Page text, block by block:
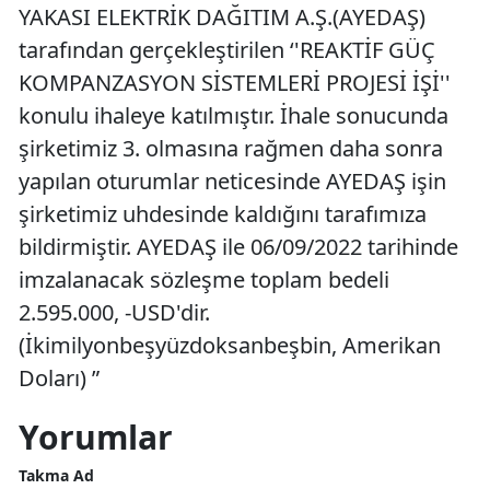
YAKASI ELEKTRİK DAĞITIM A.Ş.(AYEDAŞ)
tarafından gerçekleştirilen ‘'REAKTİF GÜÇ
KOMPANZASYON SİSTEMLERİ PROJESİ İŞİ''
konulu ihaleye katılmıştır. İhale sonucunda
şirketimiz 3. olmasına rağmen daha sonra
yapılan oturumlar neticesinde AYEDAŞ işin
şirketimiz uhdesinde kaldığını tarafımıza
bildirmiştir. AYEDAŞ ile 06/09/2022 tarihinde
imzalanacak sözleşme toplam bedeli
2.595.000, -USD'dir.
(İkimilyonbeşyüzdoksanbeşbin, Amerikan
Doları) ”
Yorumlar
Takma Ad